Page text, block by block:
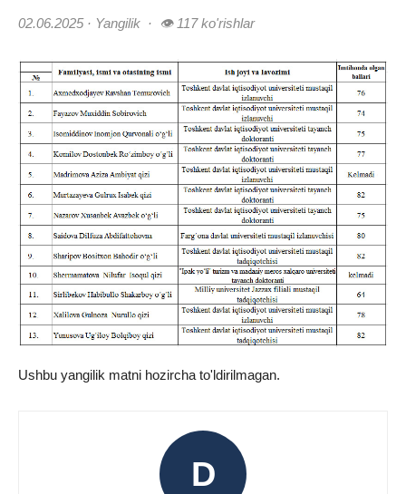
02.06.2025 · Yangilik · 👁 117 ko'rishlar
Ushbu yangilik matni hozircha to'ldirilmagan.
D